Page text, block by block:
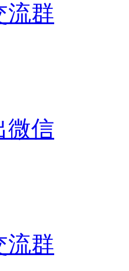
流群
微信
流群